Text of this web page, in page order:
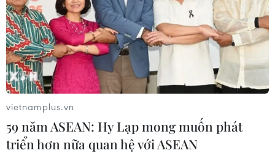
vietnamplus.vn
59 năm ASEAN: Hy Lạp mong muốn phát
triển hơn nữa quan hệ với ASEAN